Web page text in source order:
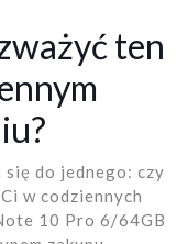
ten
do jednego: czy
w codziennych
10 Pro 6/64GB